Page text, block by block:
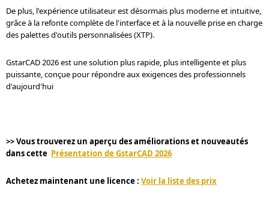
De plus, l'expérience utilisateur est désormais plus moderne et intuitive,
grâce à la refonte complète de l'interface et à la nouvelle prise en charge
des palettes d'outils personnalisées (XTP).
GstarCAD 2026 est une solution plus rapide, plus intelligente et plus
puissante, conçue pour répondre aux exigences des professionnels
d'aujourd'hui
>> Vous trouverez un aperçu des améliorations et nouveautés
dans cette Présentation de GstarCAD 2026
Achetez maintenant une licence : Voir la liste des prix